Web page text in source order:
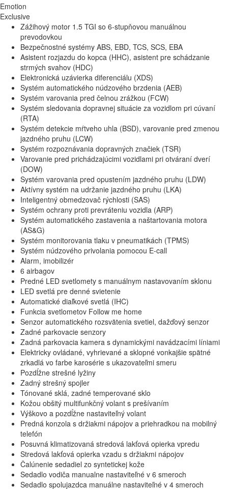
Emotion
Exclusive
Zážihový motor 1.5 TGI so 6-stupňovou manuálnou
prevodovkou
Bezpečnostné systémy ABS, EBD, TCS, SCS, EBA
Asistent rozjazdu do kopca (HHC), asistent pre schádzanie
strmých svahov (HDC)
Elektronická uzávierka diferenciálu (XDS)
Systém automatického núdzového brzdenia (AEB)
Systém varovania pred čelnou zrážkou (FCW)
Systém sledovania dopravnej situácie za vozidlom pri cúvaní
(RTA)
Systém detekcie mŕtveho uhla (BSD), varovanie pred zmenou
jazdného pruhu (LCW)
Systém rozpoznávania dopravných značiek (TSR)
Varovanie pred prichádzajúcimi vozidlami pri otváraní dverí
(DOW)
Systém varovania pred opustením jazdného pruhu (LDW)
Aktívny systém na udržanie jazdného pruhu (LKA)
Inteligentný obmedzovač rýchlosti (SAS)
Systém ochrany proti prevráteniu vozidla (ARP)
Systém automatického zastavenia a naštartovania motora
(AS&G)
Systém monitorovania tlaku v pneumatikách (TPMS)
Systém núdzového privolania pomocou E-call
Alarm, imobilizér
6 airbagov
Predné LED svetlomety s manuálnym nastavovaním sklonu
LED svetlá pre denné svietenie
Automatické diaľkové svetlá (IHC)
Funkcia svetlometov Follow me home
Senzor automatického rozsvätenia svetiel, dažďový senzor
Zadné parkovacie senzory
Zadná parkovacia kamera s dynamickými navádzacími líniami
Elektricky ovládané, vyhrievané a sklopné vonkajšie spätné
zrkadlá vo farbe karosérie s ukazovateľmi smeru
Pozdĺžne strešné lyžiny
Zadný strešný spojler
Tónované sklá, zadné temperované sklo
Kožou obšitý multifunkčný volant s prešívaním
Výškovo a pozdĺžne nastaviteľný volant
Predná konzola s držiakmi nápojov a priehradkou na mobilný
telefón
Posuvná klimatizovaná stredová lakťová opierka vpredu
Stredová lakťová opierka vzadu s držiakmi nápojov
Čalúnenie sedadiel zo syntetickej kože
Sedadlo vodiča manualne nastaviteľné v 6 smeroch
Sedadlo spolujazdca manuálne nastaviteľné v 4 smeroch